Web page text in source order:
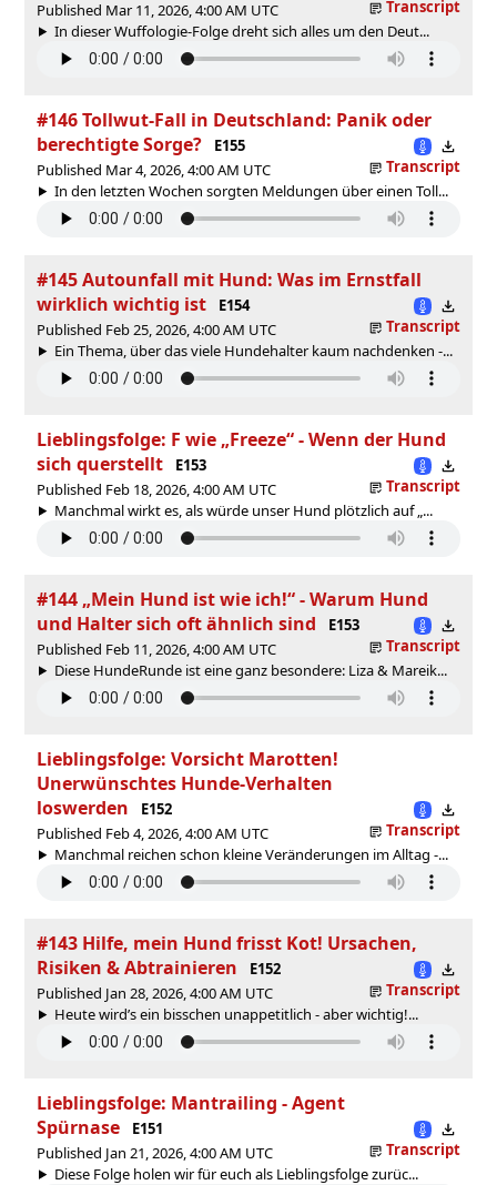
Published Mar 11, 2026, 4:00 AM UTC
Transcript
In dieser Wuffologie-Folge dreht sich alles um den Deut...
#146 Tollwut-Fall in Deutschland: Panik oder
berechtigte Sorge?
E155
Published Mar 4, 2026, 4:00 AM UTC
Transcript
In den letzten Wochen sorgten Meldungen über einen Toll...
#145 Autounfall mit Hund: Was im Ernstfall
wirklich wichtig ist
E154
Published Feb 25, 2026, 4:00 AM UTC
Transcript
Ein Thema, über das viele Hundehalter kaum nachdenken -...
Lieblingsfolge: F wie „Freeze“ - Wenn der Hund
sich querstellt
E153
Published Feb 18, 2026, 4:00 AM UTC
Transcript
Manchmal wirkt es, als würde unser Hund plötzlich auf „...
#144 „Mein Hund ist wie ich!“ - Warum Hund
und Halter sich oft ähnlich sind
E153
Published Feb 11, 2026, 4:00 AM UTC
Transcript
Diese HundeRunde ist eine ganz besondere: Liza & Mareik...
Lieblingsfolge: Vorsicht Marotten!
Unerwünschtes Hunde-Verhalten
loswerden
E152
Published Feb 4, 2026, 4:00 AM UTC
Transcript
Manchmal reichen schon kleine Veränderungen im Alltag -...
#143 Hilfe, mein Hund frisst Kot! Ursachen,
Risiken & Abtrainieren
E152
Published Jan 28, 2026, 4:00 AM UTC
Transcript
Heute wird’s ein bisschen unappetitlich - aber wichtig!...
Lieblingsfolge: Mantrailing - Agent
Spürnase
E151
Published Jan 21, 2026, 4:00 AM UTC
Transcript
Diese Folge holen wir für euch als Lieblingsfolge zurüc...